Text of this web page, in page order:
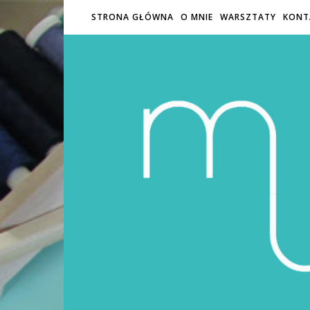
STRONA GŁÓWNA O MNIE WARSZTATY